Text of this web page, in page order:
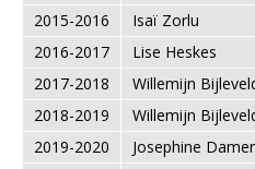
2015-2016
Isaï Zorlu
2016-2017
Lise Heskes
2017-2018
Willemijn
2018-2019
Willemijn
2019-2020
Josephine